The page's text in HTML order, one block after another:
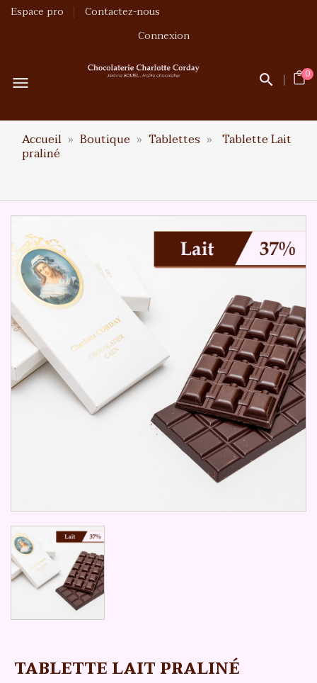
Espace pro
Contactez-nous
Connexion
menu 0
Accueil Boutique Tablettes Tablette Lait
praliné
TABLETTE LAIT PRALINÉ